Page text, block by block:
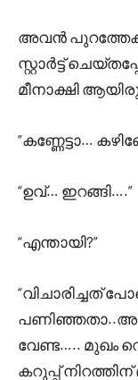
അവൻ
സ്റ്റാർട്ട്‌
മീനാക്ഷി
“കണ്ണേട്ടാ…
“ഉവ്‌… ഇറങ്ങി….”
“എന്തായി?”
“വിചാരിച്ചത്
വേണ്ട….. മുഖം
കറുപ്പ് നിറത്തിന്